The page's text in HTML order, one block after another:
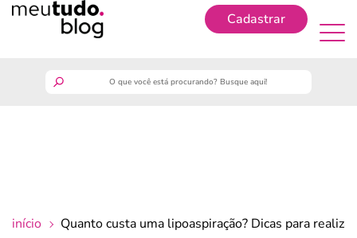
Cadastrar
início Quanto custa uma lipoaspiração? Dicas para